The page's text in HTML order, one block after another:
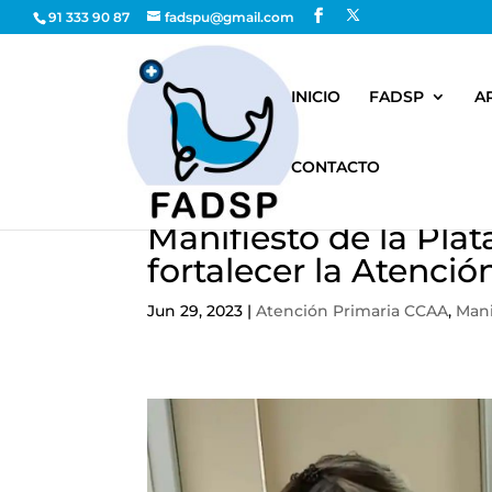
91 333 90 87 fadspu@gmail.com
INICIO FADSP
CONTACTO
Manifiesto de la
fortalecer la
Jun 29, 2023 |Atención Primaria CCAA,